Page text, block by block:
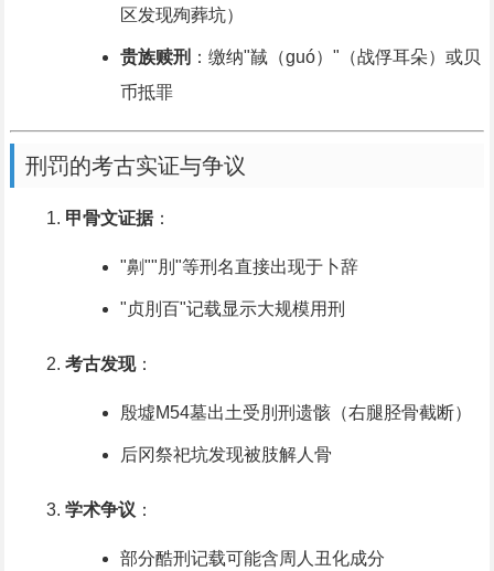
区发现殉葬坑）
贵族赎刑 ：缴纳"馘（guó）"（战俘耳朵）或贝
币抵罪
刑罚的考古实证与争议
甲骨文证据：
"劓""刖"等刑名直接出现于卜辞
"贞刖百"记载显示大规模用刑
考古发现：
殷墟M54墓出土受刖刑遗骸（右腿胫骨截断）
后冈祭祀坑发现被肢解人骨
学术争议 ：
部分酷刑记载可能含周人丑化成分